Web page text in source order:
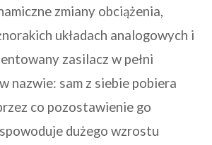
zmiany obciążenia,
układach analogowych i
zasilacz w pełni
nazwie: sam z siebie pobiera
co pozostawienie go
dużego wzrostu